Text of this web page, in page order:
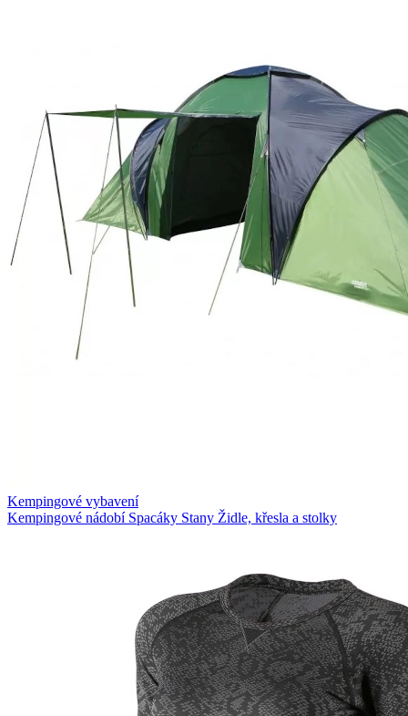
Kempingové vybavení
Kempingové nádobí Spacáky Stany Židle, křesla a stolky